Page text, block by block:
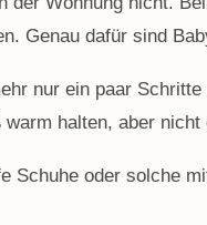
Genau dafür sind
nur ein paar
halten, aber nicht
Schuhe oder solche